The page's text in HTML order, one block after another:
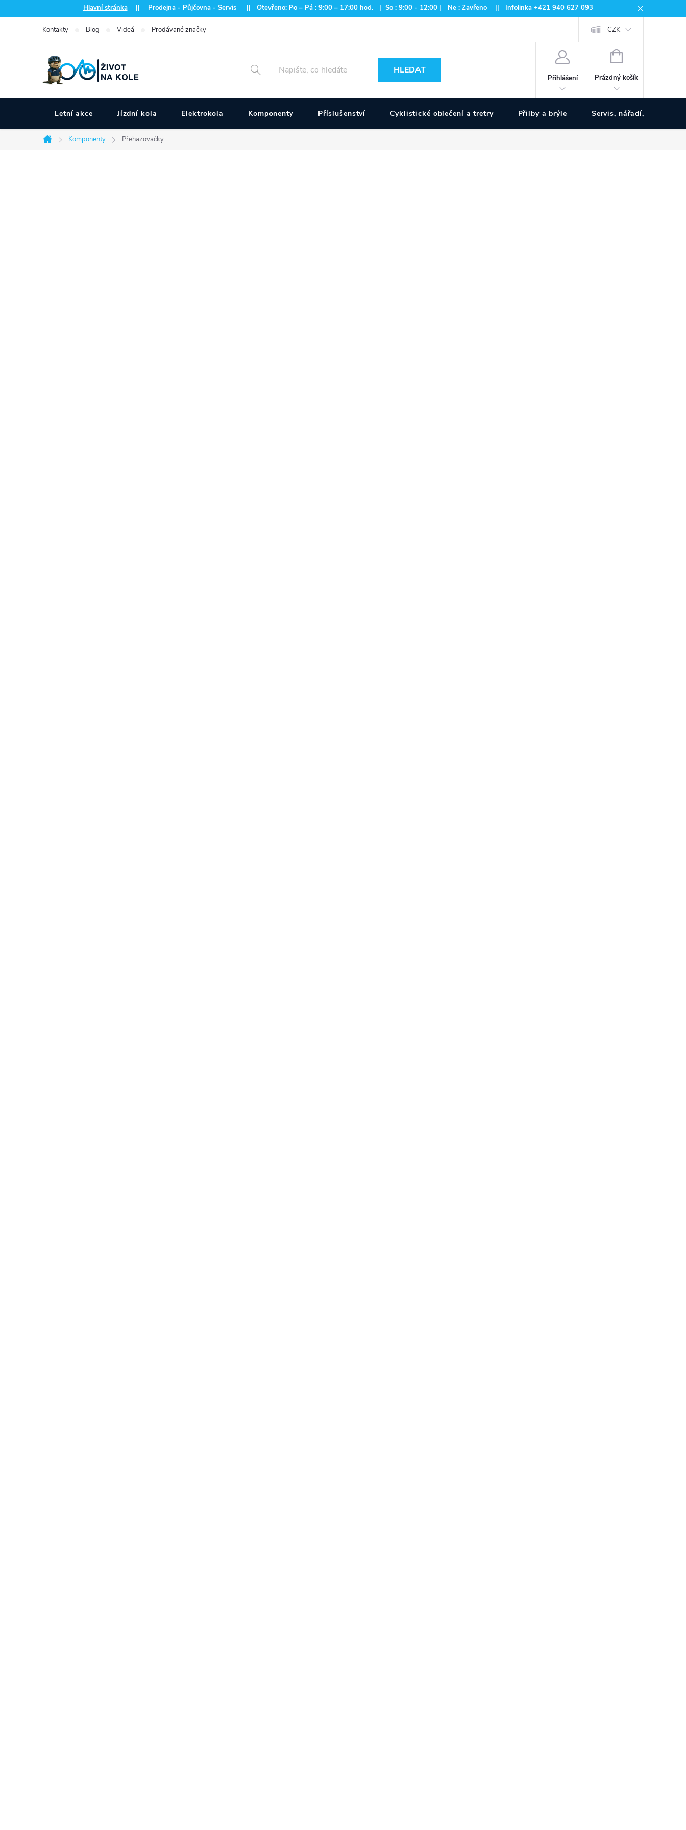
na
Hlavní stránka|| Prodejna - Půjčovna - Servis || Otevřeno: Po – Pá : 9:00 – 17:00 hod. | So : 9:00 - 12:00 | Ne : Zavřeno || Infolinka +421 940 627 093
Kontakty Blog Videá Prodávané značky CZK
HLEDAT
Přihlášení
NÁKUPNÍ
Prázdný košík
Letní akce Jízdní kola Elektrokola Komponenty Příslušenství Cyklistické oblečení a tretry Přilby a brýle Servis, nářadí, pumpy
Domů
Komponenty Přehazovačky